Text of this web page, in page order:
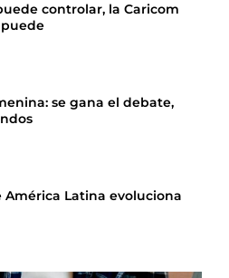
controlar, la Caricom
se gana el debate,
América Latina evoluciona